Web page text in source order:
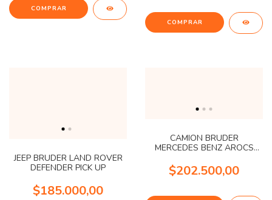
JEEP BRUDER LAND ROVER
DEFENDER PICK UP
$185.000,00
CAMION BRUDER
MERCEDES BENZ AROCS
$202.500,00